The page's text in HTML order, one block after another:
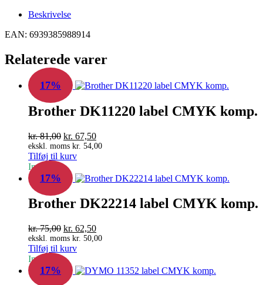
Beskrivelse
EAN: 6939385988914
Relaterede varer
17%
Brother DK11220 label CMYK komp.
kr.81,00 Den
oprindelige
pris
var:
kr. 81,00.
kr. 67,50Den
aktuelle
kr. 67,50.
ekskl. moms kr. 54,00
Tilføj til kurv
In Stock
17%
Brother DK22214 label CMYK komp.
kr.75,00 Den
oprindelige
pris
var:
kr. 75,00.
kr. 62,50Den
aktuelle
kr. 62,50.
ekskl. moms kr. 50,00
Tilføj til kurv
In Stock
17%